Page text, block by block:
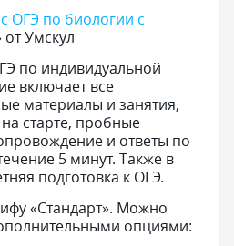
ОГЭ по биологии с
от Умскул
по индивидуальной
включает все
материалы и занятия,
старте, пробные
и ответы по
5 минут. Также в
подготовка к ОГЭ.
«Стандарт». Можно
опциями: